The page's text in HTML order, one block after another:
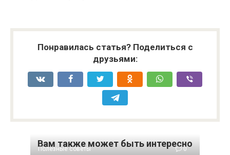
Понравилась статья? Поделиться с
друзьями:
Вам также может быть интересно
Полезные советы 0